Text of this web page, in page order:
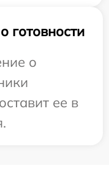
готовности
о
ее в